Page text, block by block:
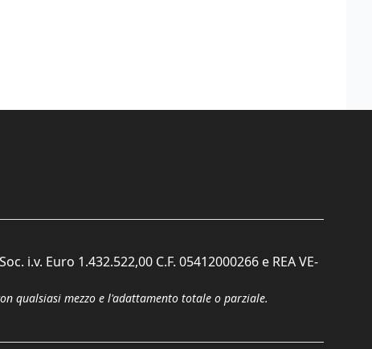
i.v. Euro 1.432.522,00 C.F. 05412000266 e REA VE-
qualsiasi mezzo e l'adattamento totale o parziale.